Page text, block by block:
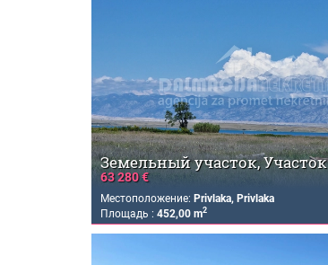
Земельный участок, Участок
63 280 €
Местоположение: Privlaka, Privlaka
Площадь : 452,00 m2